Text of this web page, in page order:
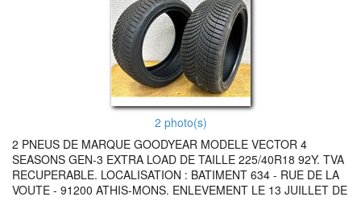
2 photo(s)
2 PNEUS DE MARQUE GOODYEAR MODELE VECTOR 4
SEASONS GEN-3 EXTRA LOAD DE TAILLE 225/40R18 92Y. TVA
RECUPERABLE. LOCALISATION : BATIMENT 634 - RUE DE LA
VOUTE - 91200 ATHIS-MONS. ENLEVEMENT LE 13 JUILLET DE